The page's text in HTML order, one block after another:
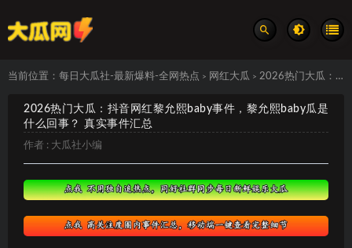
当前位置： 每日大瓜社-最新爆料-全网热点 > 网红大瓜 > 2026热门大瓜：抖音网红黎允熙baby事件，黎允熙baby瓜是什么回事？ 真实事件汇总
2026热门大瓜：抖音网红黎允熙baby事件，黎允熙baby瓜是
什么回事？ 真实事件汇总
作者 : 大瓜社小编